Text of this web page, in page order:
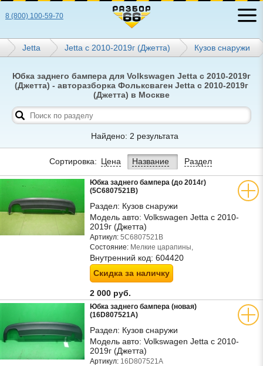
8 (800) 100-59-70
Jetta Jetta с 2010-2019г (Джетта) Кузов снаружи
Юбка заднего бампера для Volkswagen Jetta с 2010-2019г
(Джетта) - авторазборка Фольксваген Jetta с 2010-2019г
(Джетта) в Москве
Найдено: 2 результата
Сортировка: Цена Название Раздел
Юбка заднего бампера (до 2014г)
(5C6807521B)
Раздел: Кузов снаружи
Модель авто: Volkswagen Jetta с 2010-
2019г (Джетта)
Артикул: 5C6807521B
Состояние: Мелкие царапины,
Внутренний код: 604420
Скидка за наличку
2 000 руб.
Юбка заднего бампера (новая)
(16D807521A)
Раздел: Кузов снаружи
Модель авто: Volkswagen Jetta с 2010-
2019г (Джетта)
Артикул: 16D807521A